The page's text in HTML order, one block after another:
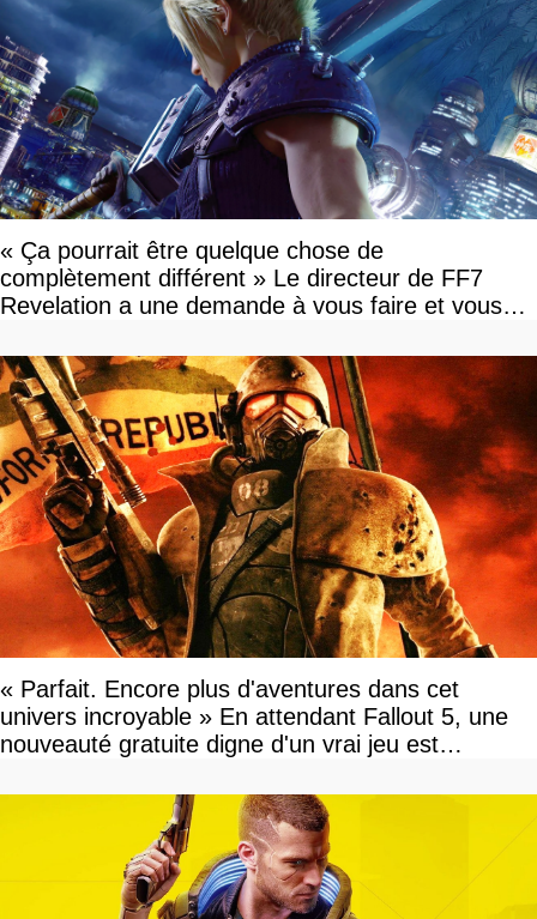
« Ça pourrait être quelque chose de
complètement différent » Le directeur de FF7
Revelation a une demande à vous faire et vous
« Parfait. Encore plus d'aventures dans cet
univers incroyable » En attendant Fallout 5, une
nouveauté gratuite digne d'un vrai jeu est